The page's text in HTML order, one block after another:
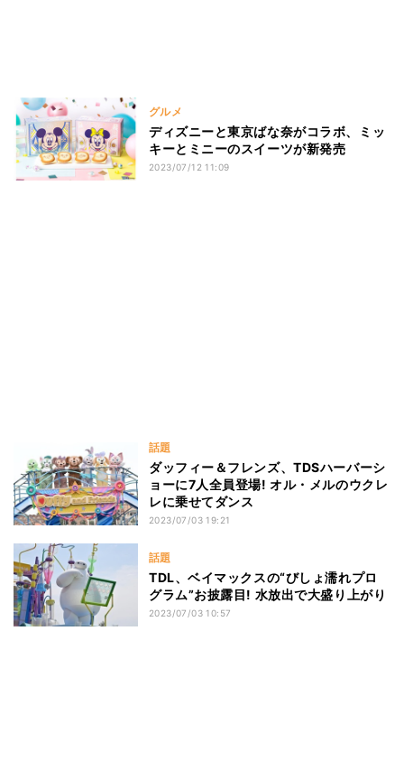
グルメ
ディズニーと東京ばな奈がコラボ、ミッ
キーとミニーのスイーツが新発売
2023/07/12 11:09
話題
ダッフィー＆フレンズ、TDSハーバーシ
ョーに7人全員登場! オル・メルのウクレ
レに乗せてダンス
2023/07/03 19:21
話題
TDL、ベイマックスの“びしょ濡れプロ
グラム”お披露目! 水放出で大盛り上がり
2023/07/03 10:57